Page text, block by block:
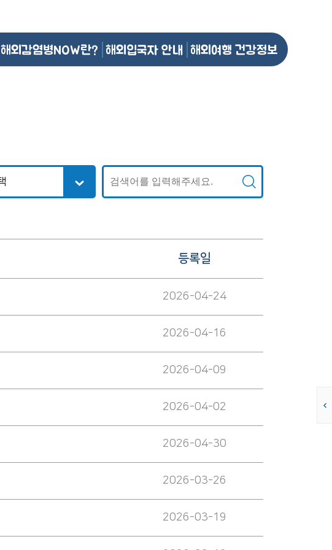
해외감염병NOW란? 해외입국자 안내 해외여행 건강정보
등록일
2026-04-24
2026-04-16
2026-04-09
2026-04-02
2026-04-30
2026-03-26
2026-03-19